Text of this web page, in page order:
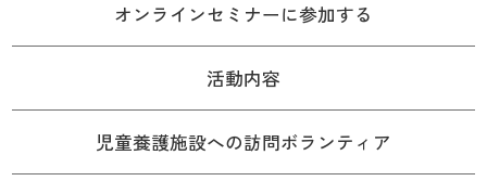
オンラインセミナーに参加する
活動内容
児童養護施設への訪問ボランティア